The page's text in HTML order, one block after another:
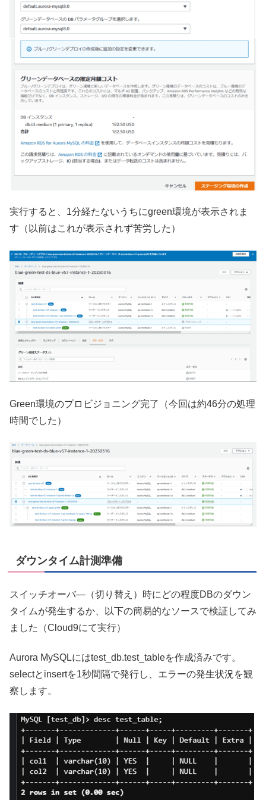
実行すると、1分経たないうちにgreen環境が表示されま
す（以前はこれが表示されず苦労した）
Green環境のプロビジョニング完了（今回は約46分の処理
時間でした）
ダウンタイム計測準備
スイッチオーバ―（切り替え）時にどの程度DBのダウン
タイムが発生するか、以下の簡易的なソースで検証してみ
ました（Cloud9にて実行）
Aurora MySQLにはtest_db.test_tableを作成済みです。
selectとinsertを1秒間隔で発行し、エラーの発生状況を観
察します。